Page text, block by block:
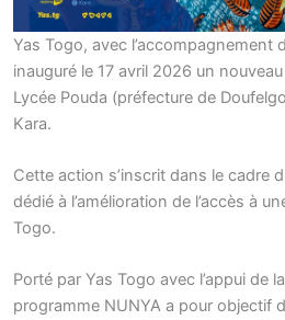
Yas Togo, avec l’accompagnement
inauguré le 17 avril 2026 un
Lycée Pouda (préfecture de
Kara.
Cette action s’inscrit dans le cadre
dédié à l’amélioration de l’accès à
Togo.
Porté par Yas Togo avec l’appui de
programme NUNYA a pour objectif